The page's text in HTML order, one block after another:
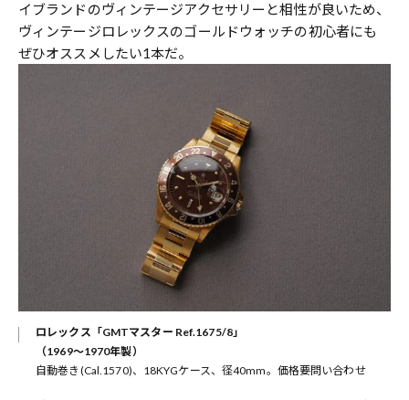
イブランドのヴィンテージアクセサリーと相性が良いため、
ヴィンテージロレックスのゴールドウォッチの初心者にも
ぜひオススメしたい1本だ。
ロレックス「GMTマスター Ref.1675/8」
（1969～1970年製）
自動巻き(Cal.1570)、18KYGケース、径40mm。価格要問い合わせ